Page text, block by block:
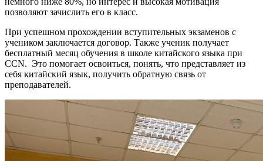
позволяют зачислить его в класс.
При успешном прохождении вступительных экзаменов с
учеником заключается договор. Также ученик получает
бесплатный месяц обучения в школе китайского языка при
CCN. Это помогает освоиться, понять, что представляет из
себя китайский язык, получить обратную связь от
преподавателей.